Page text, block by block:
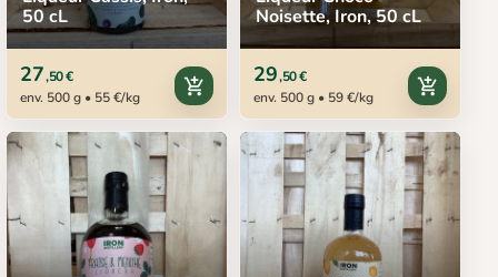
50 cL
27,50 €
env. 500 g • 55 €/kg
add_shopping_cart
Noisette, Iron, 50 cL
29,50 €
env. 500 g • 59 €/kg
add_shopping_cart